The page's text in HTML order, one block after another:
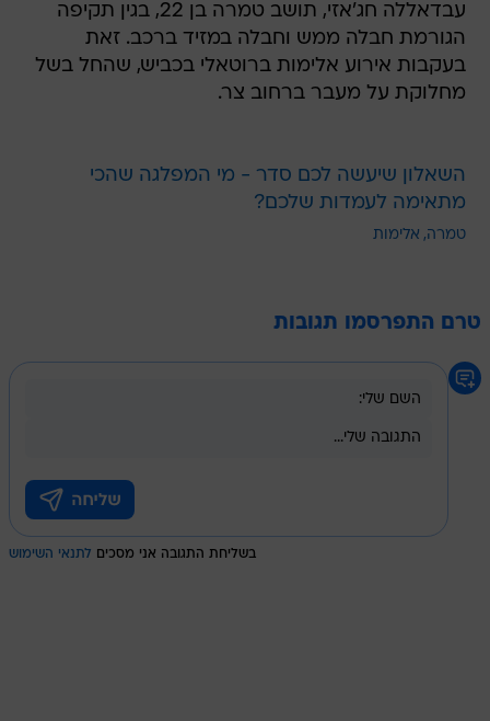
עבדאללה חג'אזי, תושב טמרה בן 22, בגין תקיפה
הגורמת חבלה ממש וחבלה במזיד ברכב. זאת
בעקבות אירוע אלימות ברוטאלי בכביש, שהחל בשל
מחלוקת על מעבר ברחוב צר.
השאלון שיעשה לכם סדר - מי המפלגה שהכי
מתאימה לעמדות שלכם?
טמרה אלימות
טרם התפרסמו תגובות
בשליחת התגובה אני מסכים לתנאי השימוש